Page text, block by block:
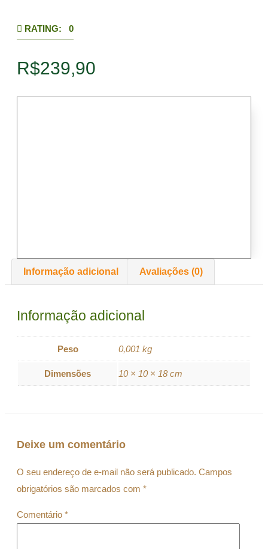
RATING: 0
R$239,90
Informação adicional Avaliações (0)
Informação adicional
Peso 0,001 kg
Dimensões 10 × 10 × 18 cm
Deixe um comentário
O seu endereço de e-mail não será publicado. Campos
obrigatórios são marcados com *
Comentário *